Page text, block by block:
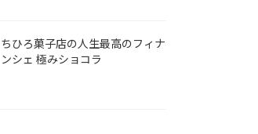
ちひろ菓子店の人生最高のフィナ
ンシェ 極みショコラ